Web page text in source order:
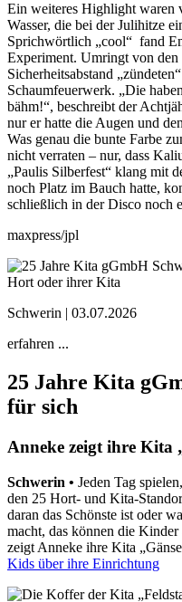
Ein weiteres Highlight waren
Wasser, die bei der Julihitze
Sprichwörtlich „cool“ fand
Experiment. Umringt von
Sicherheitsabstand
Schaumfeuerwerk. „Die
bähm!“, beschreibt der
nur er hatte die Augen und
Was genau die bunte Farbe
nicht verraten – nur, dass
„Paulis Silberfest“ klang mit
noch Platz im Bauch hatte,
schließlich in der Disco noch
maxpress/jpl
Schwerin | 03.07.2026
erfahren ...
25 Jahre Kita
für sich
Anneke zeigt ihre Kita
Schwerin • Jeden Tag
den 25 Hort- und Kita-
daran das Schönste ist oder
macht, das können die Kinder
zeigt Anneke ihre Kita
Kids über ihre Einrichtung